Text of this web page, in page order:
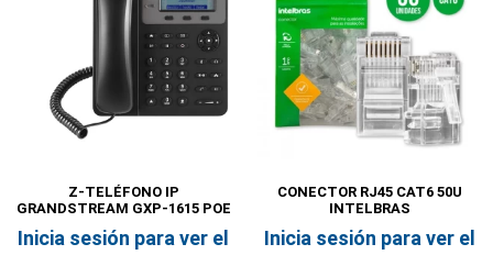
Z-TELÉFONO IP
GRANDSTREAM GXP-1615 POE
Inicia sesión para ver el
CONECTOR RJ45 CAT6 50U
INTELBRAS
Inicia sesión para ver el